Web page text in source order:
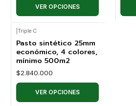
VER OPCIONES
Triple C
Pasto sintético 25mm
económico, 4 colores,
mínimo 500m2
$2.840.000
VER OPCIONES